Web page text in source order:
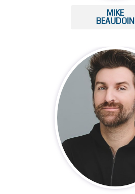
MIKE
BEAUDOIN